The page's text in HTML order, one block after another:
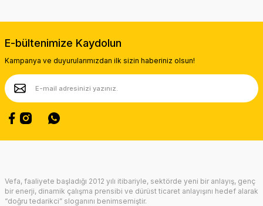
Ürün açıklamasında eksik bilgiler bulunuyor.
Ürün fiyatı diğer sitelerden daha pahalı.
Bu ürüne benzer farklı alternatifler olmalı.
Gönder
E-bültenimize Kaydolun
Kampanya ve duyurularımızdan ilk sizin haberiniz olsun!
Vefa, faaliyete başladığı 2012 yılı itibariyle, sektörde yeni bir anlayış, genç
bir enerji, dinamik çalışma prensibi ve dürüst ticaret anlayışını hedef alarak
“doğru tedarikci” sloganını benimsemiştir.